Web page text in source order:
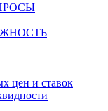
цен и ставок